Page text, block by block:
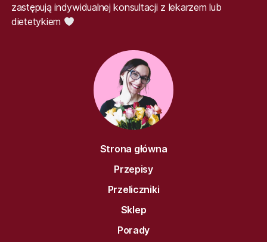
zastępują indywidualnej konsultacji z lekarzem lub
dietetykiem
Strona główna
Przepisy
Przeliczniki
Sklep
Porady